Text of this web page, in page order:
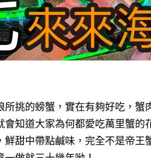
挑的螃蟹，實在有夠好吃，蟹
知道大家為何都愛吃萬里蟹的
甜中帶點鹹味，完全不是帝王